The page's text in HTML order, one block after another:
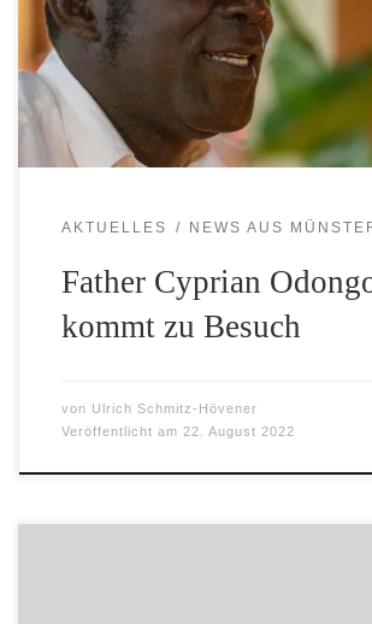
eingeladen. Die Uganda-Hilfe St. Mauritz
Jahren Partner von „Weltwärts“, einer
Bistums, die jungen Menschen nach dem
einjährigen Aufenthalt in Ländern
AKTUELLES NEWS AUS
Father Cyprian
kommt zu Besuch
von Ulrich Schmitz-Hövener
Veröffentlicht am 22. August 2022